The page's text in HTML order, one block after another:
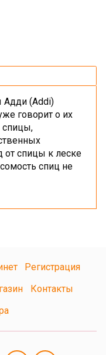
Адди (Addi)
говорит о их
спицы,
от спицы к леске
спиц не
Регистрация
Контакты